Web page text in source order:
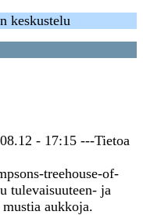
keskustelu
- 17:15 ---Tietoa
treehouse-of-
tulevaisuuteen- ja
aukkoja.